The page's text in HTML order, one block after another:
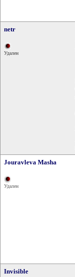
netr
Удален
Jouravleva Masha
Удален
Invisible